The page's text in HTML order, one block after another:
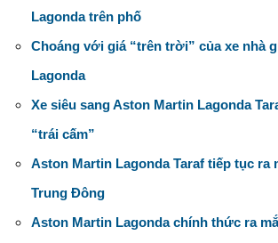
Lagonda trên phố
Choáng với giá “trên trời” của xe nhà
Lagonda
Xe siêu sang Aston Martin Lagonda
“trái cấm”
Aston Martin Lagonda Taraf tiếp tục ra
Trung Đông
Aston Martin Lagonda chính thức ra